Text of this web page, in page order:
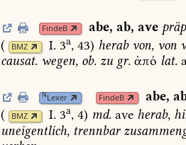
FindeB abe, ab, ave
(
BMZ I. 3a, 43) herabvon, von
causat. wegen, ob. zu gr. ἀπό lat.
NLexer FindeB abe,
(
BMZ I. 3a, 4) md. ave herab,
uneigentlich, trennbar